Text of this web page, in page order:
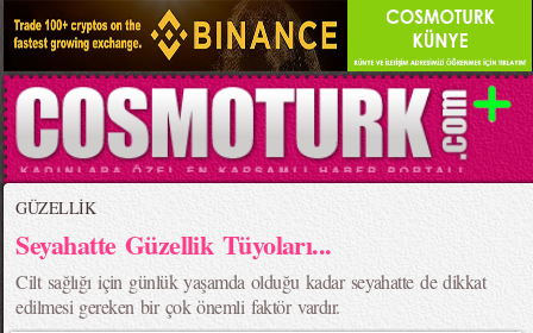
GÜZELLİK
Seyahatte Güzellik Tüyoları...
Cilt sağlığı için günlük yaşamda olduğu kadar seyahatte de dikkat
edilmesi gereken bir çok önemli faktör vardır.